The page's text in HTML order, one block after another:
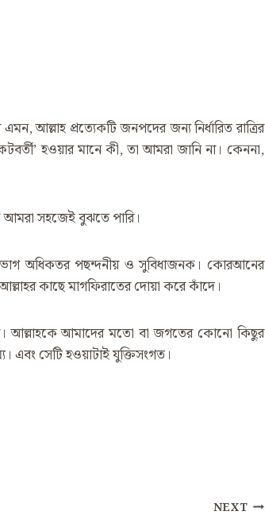
আল্লাহ প্রত্যেকটি জনপদের জন্য নির্ধারিত রাত্রির
হওয়ার মানে কী, তা আমরা জানি না। কেননা,
সহজেই বুঝতে পারি।
অধিকতর পছন্দনীয় ও সুবিধাজনক। কোরআনের
কাছে মাগফিরাতের দোয়া করে কাঁদে।
আল্লাহকে আমাদের মতো বা জগতের কোনো কিছুর
এবং সেটি হওয়াটাই যুক্তিসংগত।
NEXT